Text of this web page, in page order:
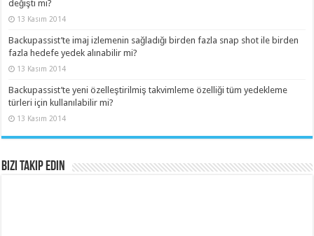
değişti mi?
13 Kasım 2014
Backupassist’te imaj izlemenin sağladığı birden fazla snap shot ile birden
fazla hedefe yedek alınabilir mi?
13 Kasım 2014
Backupassist’te yeni özelleştirilmiş takvimleme özelliği tüm yedekleme
türleri için kullanılabilir mi?
13 Kasım 2014
Bizi Takip Edin